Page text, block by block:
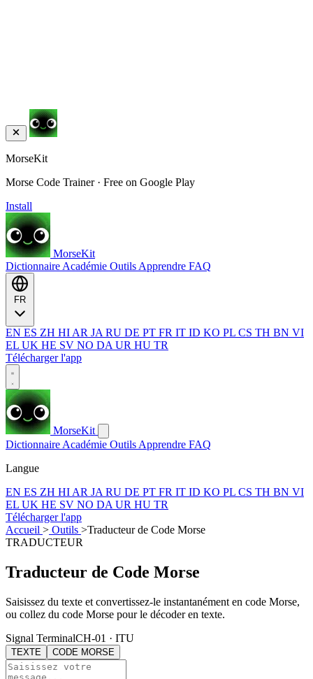
MorseKit
Morse Code Trainer · Free on Google Play
Install
MorseKit
Dictionnaire Académie Outils Apprendre FAQ
EN ES ZH HI AR JA RU DE PT FR IT ID KO PL CS TH BN VI
EL UK HE SV NO DA UR HU TR
Télécharger l'app
MorseKit
Dictionnaire Académie Outils Apprendre FAQ
Langue
EN ES ZH HI AR JA RU DE PT FR IT ID KO PL CS TH BN VI
EL UK HE SV NO DA UR HU TR
Télécharger l'app
Accueil > Outils >Traducteur de Code Morse
TRADUCTEUR
Traducteur de Code Morse
Saisissez du texte et convertissez-le instantanément en code Morse,
ou collez du code Morse pour le décoder en texte.
Signal TerminalCH-01 · ITU
TEXTE CODE MORSE